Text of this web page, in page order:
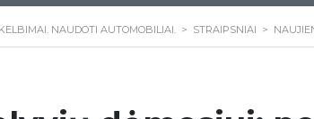
NAUDOTI AUTOMOBILIAI. > STRAIPSNIAI >